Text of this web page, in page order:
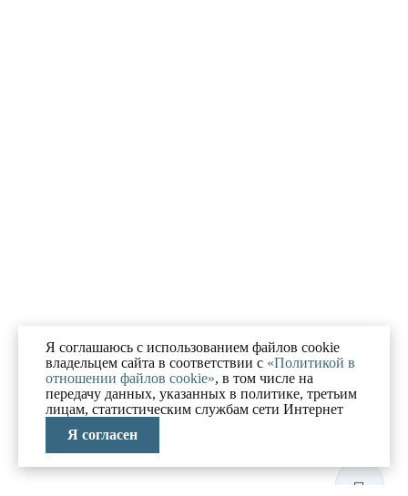
Я соглашаюсь с использованием файлов cookie
владельцем сайта в соответствии с «Политикой в
отношении файлов cookie», в том числе на
передачу данных, указанных в политике, третьим
лицам, статистическим службам сети Интернет
Я согласен